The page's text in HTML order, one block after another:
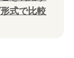
式で比較